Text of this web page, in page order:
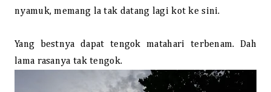
nyamuk, memang la tak datang lagi kot ke sini.
Yang bestnya dapat tengok matahari terbenam. Dah
lama rasanya tak tengok.